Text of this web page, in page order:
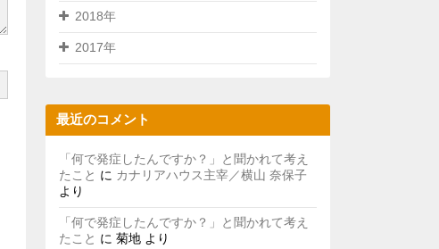
2018年
2017年
最近のコメント
「何で発症したんですか？」と聞かれて考え
たこと に カナリアハウス主宰／横山 奈保子
より
「何で発症したんですか？」と聞かれて考え
たこと に 菊地 より